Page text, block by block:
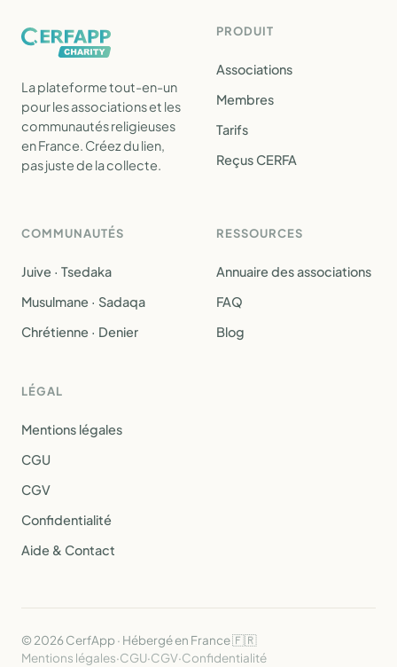
La plateforme tout-en-un
pour les associations et les
communautés religieuses
en France. Créez du lien,
pas juste de la collecte.
PRODUIT
Associations
Membres
Tarifs
Reçus CERFA
COMMUNAUTÉS
Juive · Tsedaka
Musulmane · Sadaqa
Chrétienne · Denier
RESSOURCES
Annuaire des associations
FAQ
Blog
LÉGAL
Mentions légales
CGU
CGV
Confidentialité
Aide & Contact
© 2026 CerfApp · Hébergé en France 🇫🇷
Mentions légales·CGU·CGV·Confidentialité